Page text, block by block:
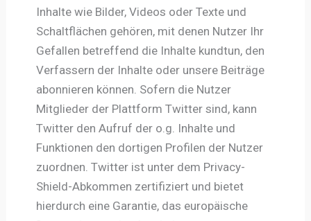
Inhalte wie Bilder, Videos oder Texte und
Schaltflächen gehören, mit denen Nutzer Ihr
Gefallen betreffend die Inhalte kundtun, den
Verfassern der Inhalte oder unsere Beiträge
abonnieren können. Sofern die Nutzer
Mitglieder der Plattform Twitter sind, kann
Twitter den Aufruf der o.g. Inhalte und
Funktionen den dortigen Profilen der Nutzer
zuordnen. Twitter ist unter dem Privacy-
Shield-Abkommen zertifiziert und bietet
hierdurch eine Garantie, das europäische